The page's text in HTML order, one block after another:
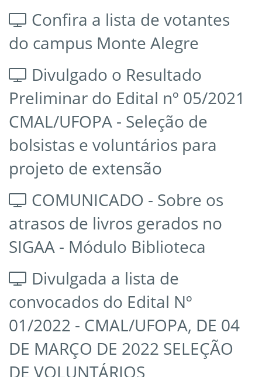
Confira a lista de votantes
do campus Monte Alegre
Divulgado o Resultado
Preliminar do Edital nº 05/2021
CMAL/UFOPA - Seleção de
bolsistas e voluntários para
projeto de extensão
COMUNICADO - Sobre os
atrasos de livros gerados no
SIGAA - Módulo Biblioteca
Divulgada a lista de
convocados do Edital Nº
01/2022 - CMAL/UFOPA, DE 04
DE MARÇO DE 2022 SELEÇÃO
DE VOLUNTÁRIOS